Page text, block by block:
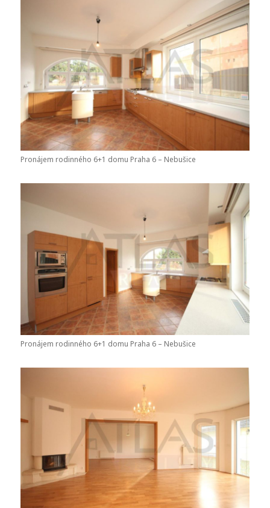
Pronájem rodinného 6+1 domu Praha 6 – Nebušice
Pronájem rodinného 6+1 domu Praha 6 – Nebušice